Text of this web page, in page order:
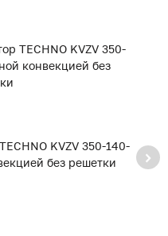
KVZV 350-140-
без решетки